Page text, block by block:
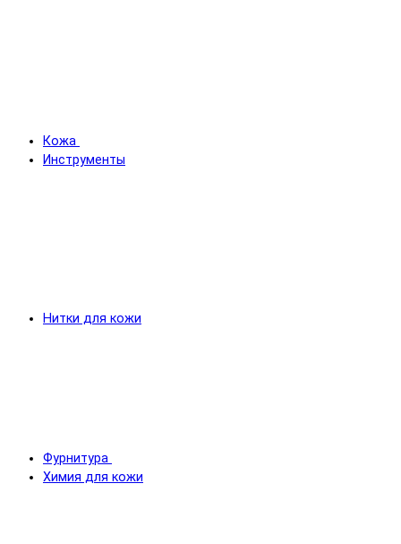
Кожа
Инструменты
Нитки для кожи
Фурнитура
Химия для кожи